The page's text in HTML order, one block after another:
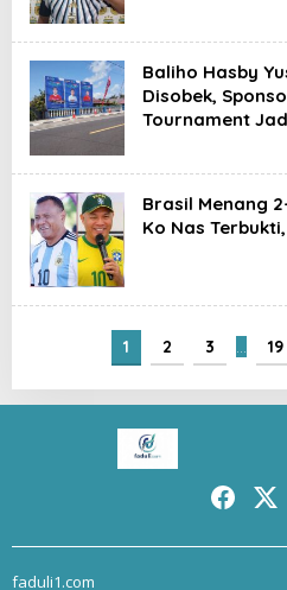
Baliho Hasby
Disobek,
Tournament
Brasil Menang
Ko Nas
1 2 3 … 19
faduli1.com